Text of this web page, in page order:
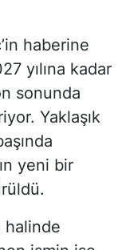
haberine
yılına kadar
sonunda
Yaklaşık
yeni bir
halinde